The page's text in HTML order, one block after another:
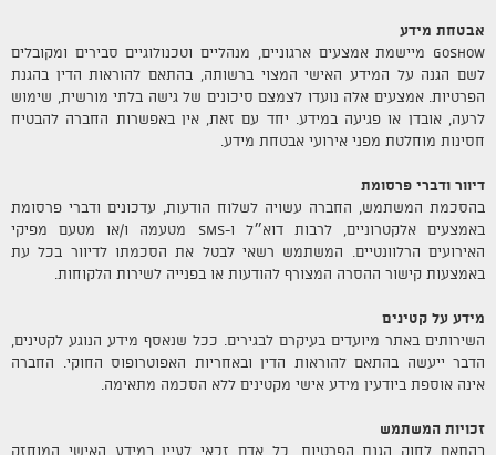
אבטחת מידע
GOSHOW מיישמת אמצעים ארגוניים, מנהליים וטכנולוגיים סבירים ומקובלים
לשם הגנה על המידע האישי המצוי ברשותה, בהתאם להוראות הדין בהגנת
הפרטיות. אמצעים אלה נועדו לצמצם סיכונים של גישה בלתי מורשית, שימוש
לרעה, אובדן או פגיעה במידע. יחד עם זאת, אין באפשרות החברה להבטיח
חסינות מוחלטת מפני אירועי אבטחת מידע.
דיוור ודברי פרסומת
בהסכמת המשתמש, החברה עשויה לשלוח הודעות, עדכונים ודברי פרסומת
באמצעים אלקטרוניים, לרבות דוא״ל ו-SMS מטעמה ו/או מטעם מפיקי
האירועים הרלוונטיים. המשתמש רשאי לבטל את הסכמתו לדיוור בכל עת
באמצעות קישור ההסרה המצורף להודעות או בפנייה לשירות הלקוחות.
מידע על קטינים
השירותים באתר מיועדים בעיקרם לבגירים. ככל שנאסף מידע הנוגע לקטינים,
הדבר ייעשה בהתאם להוראות הדין ובאחריות האפוטרופוס החוקי. החברה
אינה אוספת ביודעין מידע אישי מקטינים ללא הסכמה מתאימה.
זכויות המשתמש
בהתאם לחוק הגנת הפרטיות, כל אדם זכאי לעיין במידע האישי המוחזק